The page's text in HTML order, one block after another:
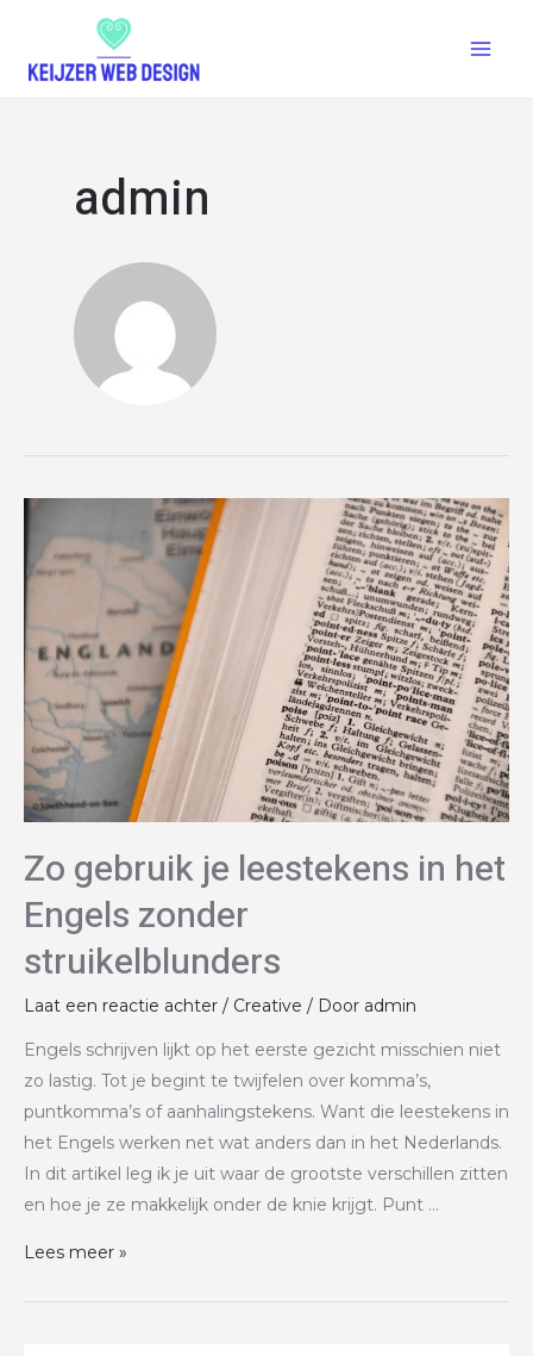
admin
Zo gebruik je leestekens in het
Engels zonder
struikelblunders
Laat een reactie achter / Creative / Door admin
Engels schrijven lijkt op het eerste gezicht misschien niet
zo lastig. Tot je begint te twijfelen over komma’s,
puntkomma’s of aanhalingstekens. Want die leestekens in
het Engels werken net wat anders dan in het Nederlands.
In dit artikel leg ik je uit waar de grootste verschillen zitten
en hoe je ze makkelijk onder de knie krijgt. Punt …
Lees meer »